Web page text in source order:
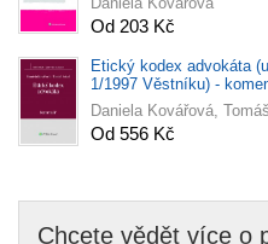
Od 203 Kč
Etický kodex advokáta
1/1997 Věstníku) -
Daniela Kovářová,
Od 556 Kč
Chcete vědět více o